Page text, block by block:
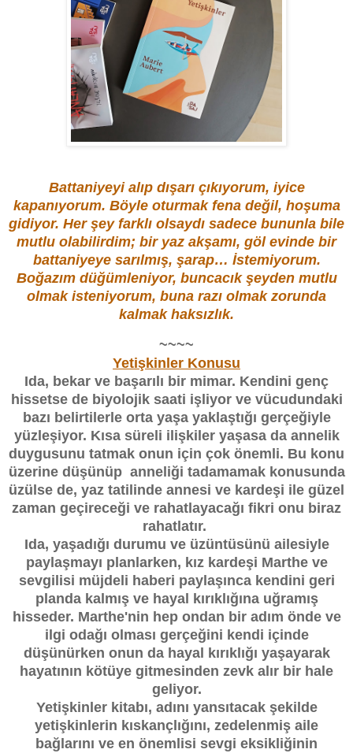
Battaniyeyi alıp dışarı çıkıyorum, iyice
kapanıyorum. Böyle oturmak fena değil, hoşuma
gidiyor. Her şey farklı olsaydı sadece bununla bile
mutlu olabilirdim; bir yaz akşamı, göl evinde bir
battaniyeye sarılmış, şarap… İstemiyorum.
Boğazım düğümleniyor, buncacık şeyden mutlu
olmak isteniyorum, buna razı olmak zorunda
kalmak haksızlık.
~~~~
Yetişkinler Konusu
Ida, bekar ve başarılı bir mimar. Kendini genç
hissetse de biyolojik saati işliyor ve vücudundaki
bazı belirtilerle orta yaşa yaklaştığı gerçeğiyle
yüzleşiyor. Kısa süreli ilişkiler yaşasa da annelik
duygusunu tatmak onun için çok önemli. Bu konu
üzerine düşünüp anneliği tadamamak konusunda
üzülse de, yaz tatilinde annesi ve kardeşi ile güzel
zaman geçireceği ve rahatlayacağı fikri onu biraz
rahatlatır.
Ida, yaşadığı durumu ve üzüntüsünü ailesiyle
paylaşmayı planlarken, kız kardeşi Marthe ve
sevgilisi müjdeli haberi paylaşınca kendini geri
planda kalmış ve hayal kırıklığına uğramış
hisseder. Marthe'nin hep ondan bir adım önde ve
ilgi odağı olması gerçeğini kendi içinde
düşünürken onun da hayal kırıklığı yaşayarak
hayatının kötüye gitmesinden zevk alır bir hale
geliyor.
Yetişkinler kitabı, adını yansıtacak şekilde
yetişkinlerin kıskançlığını, zedelenmiş aile
bağlarını ve en önemlisi sevgi eksikliğinin